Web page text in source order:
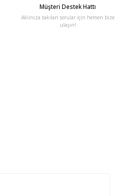
Müşteri Destek Hattı
Aklınıza takılan sorular için hemen bize
ulaşın!